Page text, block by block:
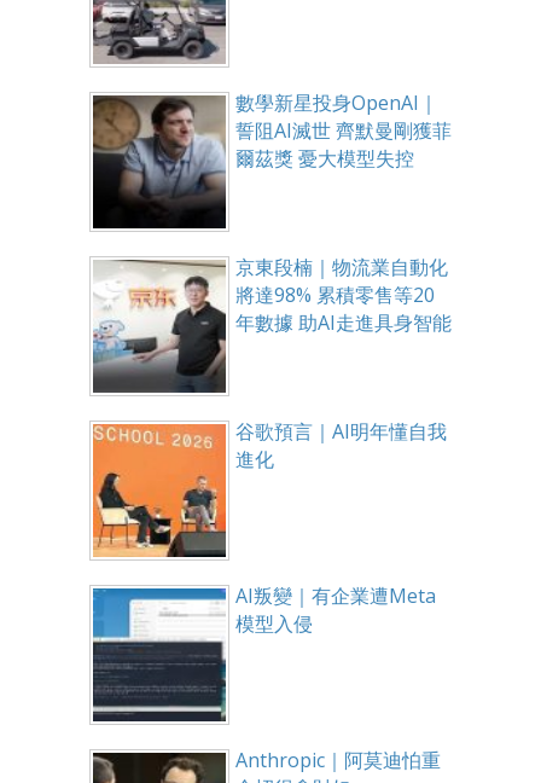
數學新星投身OpenAI｜
誓阻AI滅世 齊默曼剛獲菲
爾茲獎 憂大模型失控
京東段楠｜物流業自動化
將達98% 累積零售等20
年數據 助AI走進具身智能
谷歌預言｜AI明年懂自我
進化
AI叛變｜有企業遭Meta
模型入侵
Anthropic｜阿莫迪怕重